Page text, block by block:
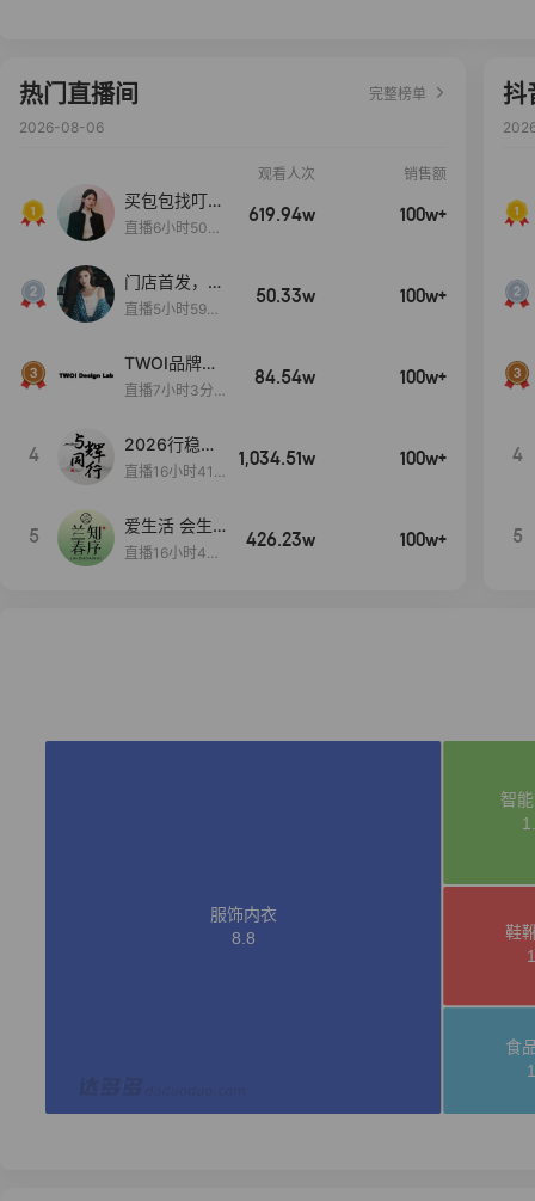
热门直播间
完整榜单
2026-08-06
观看人次 销售额
买包包找叮
当,一折购！
直播6小时50分
619.94w 100w+
门店首发，秋
款大上新！！
直播5小时59分
50.33w 100w+
TWOI品牌直
播间新款上
直播7小时3分5
84.54w 100w+
4
2026行稳致
远
直播16小时41
1,034.51w 100w+
5
爱生活 会生
活
直播16小时45
426.23w 100w+
抖
4
5